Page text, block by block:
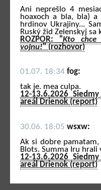
Ani neprešlo 4
hoaxoch a bla, bla)
hrdinov Ukrajiny...
Ruský žid Zelenskyj sa
ROZPOR: "Kto
vojnu!" (rozhovor)
01.07. 18:34 fog:
tak je. mea culpa.
12-13.6.2026
areál Drienok (report)
30.06. 18:05 wsxw:
Ak si dobre
Blots. Summa Iru hrali
12-13.6.2026
areál Drienok (report)